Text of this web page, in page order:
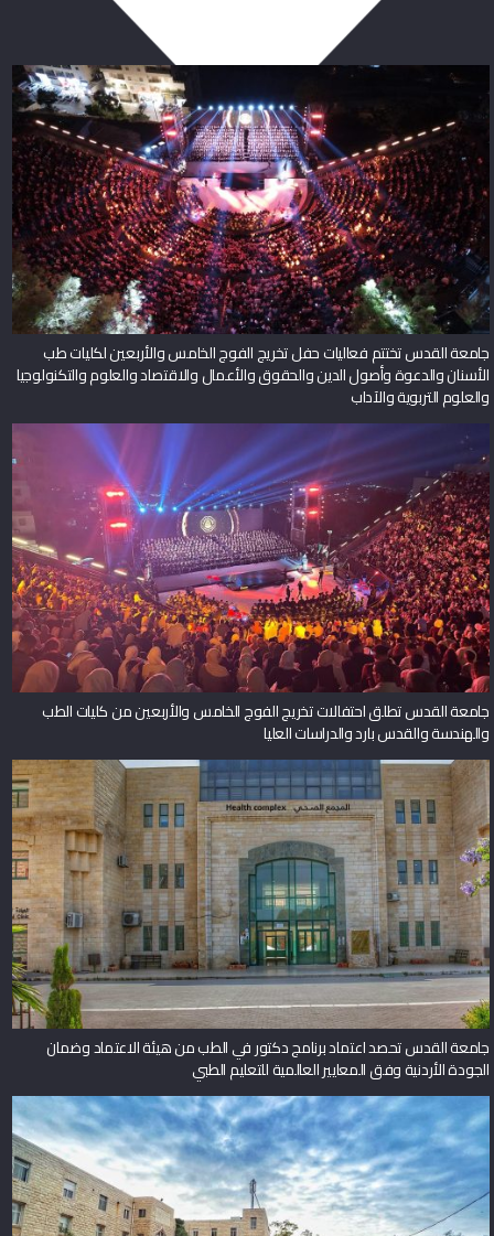
جامعة القدس تختتم فعاليات حفل تخريج الفوج الخامس والأربعين لكليات طب
الأسنان والدعوة وأصول الدين والحقوق والأعمال والاقتصاد والعلوم والتكنولوجيا
والعلوم التربوية والآداب
جامعة القدس تطلق احتفالات تخريج الفوج الخامس والأربعين من كليات الطب
والهندسة والقدس بارد والدراسات العليا
جامعة القدس تحصد اعتماد برنامج دكتور في الطب من هيئة الاعتماد وضمان
الجودة الأردنية وفق المعايير العالمية للتعليم الطبي